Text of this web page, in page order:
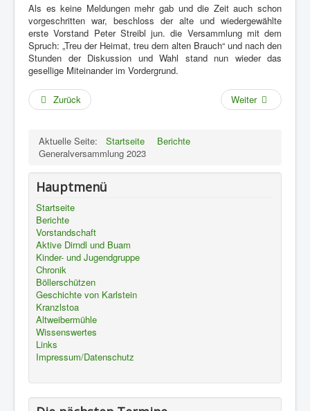
Als es keine Meldungen mehr gab und die Zeit auch schon
vorgeschritten war, beschloss der alte und wiedergewählte
erste Vorstand Peter Streibl jun. die Versammlung mit dem
Spruch: „Treu der Heimat, treu dem alten Brauch“ und nach den
Stunden der Diskussion und Wahl stand nun wieder das
gesellige Miteinander im Vordergrund.
Zurück Weiter
Aktuelle Seite: Startseite
Berichte
Generalversammlung 2023
Hauptmenü
Startseite
Berichte
Vorstandschaft
Aktive Dirndl und Buam
Kinder- und Jugendgruppe
Chronik
Böllerschützen
Geschichte von Karlstein
Kranzlstoa
Altweibermühle
Wissenswertes
Links
Impressum/Datenschutz